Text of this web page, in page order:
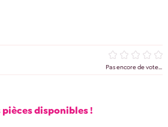
Pas encore de vote...
disponibles !